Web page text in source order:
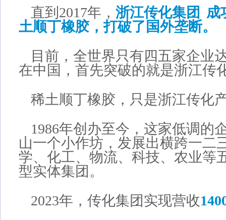
直到2017年， 浙江传化集团
成
土顺丁橡胶，打破了国外垄断。
目前，全世界只有四五家企业
在中国，首先突破的就是浙江传
稀土顺丁橡胶，只是浙江传化
1986年创办至今，这家低调的
山一个小作坊，发展出横跨一二
学、化工、物流、科技、农业等
型实体集团。
2023年，传化集团实现营收